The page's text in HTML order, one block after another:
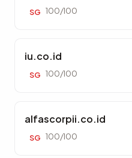
SG 100/100
iu.co.id
SG 100/100
alfascorpii.co.id
SG 100/100